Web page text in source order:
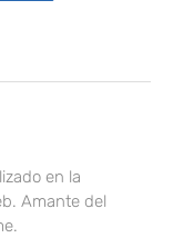
en la
Amante del